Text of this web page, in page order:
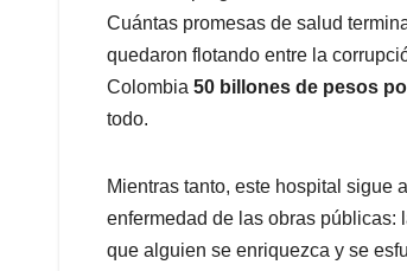
Cuántas promesas de salud
quedaron flotando entre la
Colombia 50 billones de pesos
todo.
Mientras tanto, este hospital sigue
enfermedad de las obras públicas:
que alguien se enriquezca y se